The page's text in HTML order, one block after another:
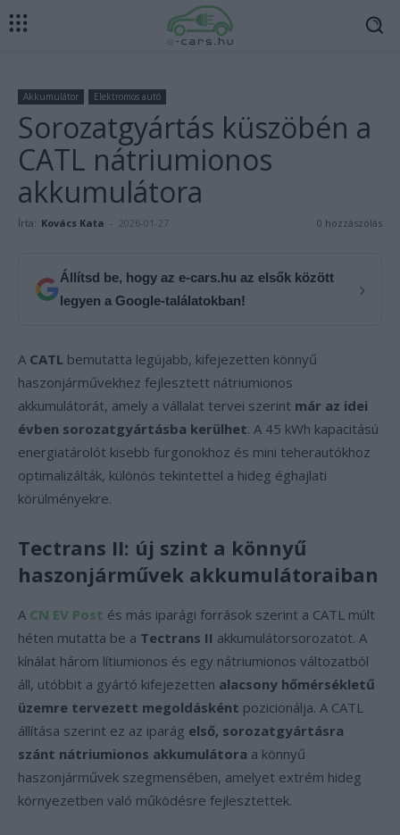
Akkumulátor Elektromos autó
Sorozatgyártás küszöbén a
CATL nátriumionos
akkumulátora
Írta: Kovács Kata - 2026-01-27 0 hozzászólás
Állítsd be, hogy az e-cars.hu az elsők között
legyen a Google-találatokban!
›
A CATL bemutatta legújabb, kifejezetten könnyű
haszonjárművekhez fejlesztett nátriumionos
akkumulátorát, amely a vállalat tervei szerint már az idei
évben sorozatgyártásba kerülhet. A 45 kWh kapacitású
energiatárolót kisebb furgonokhoz és mini teherautókhoz
optimalizálták, különös tekintettel a hideg éghajlati
körülményekre.
Tectrans II: új szint a könnyű
haszonjárművek akkumulátoraiban
A CN EV Post és más iparági források szerint a CATL múlt
héten mutatta be a Tectrans II akkumulátorsorozatot. A
kínálat három lítiumionos és egy nátriumionos változatból
áll, utóbbit a gyártó kifejezetten alacsony hőmérsékletű
üzemre tervezett megoldásként pozicionálja. A CATL
állítása szerint ez az iparág első, sorozatgyártásra
szánt nátriumionos akkumulátora a könnyű
haszonjárművek szegmensében, amelyet extrém hideg
környezetben való működésre fejlesztettek.